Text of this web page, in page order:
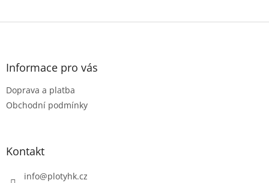
Z
Informace pro vás
Doprava a platba
Obchodní podmínky
Kontakt
info@plotyhk.cz